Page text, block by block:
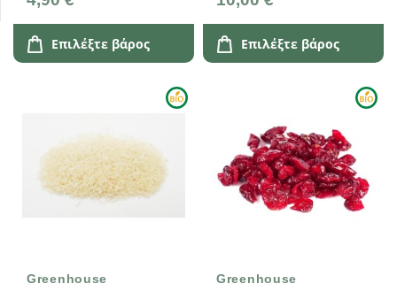
Επιλέξτε βάρος Επιλέξτε βάρος
Greenhouse
Greenhouse